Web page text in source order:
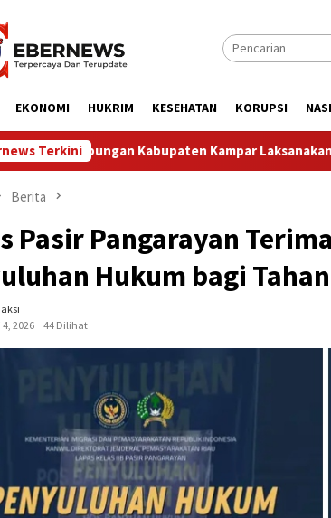
EKONOMI HUKRIM KESEHATAN KORUPSI
Terkini
Laksanakan Pengamanan dan Pengaturan
Berita
Pasir Pangarayan
Hukum bagi
2026
44 Dilihat